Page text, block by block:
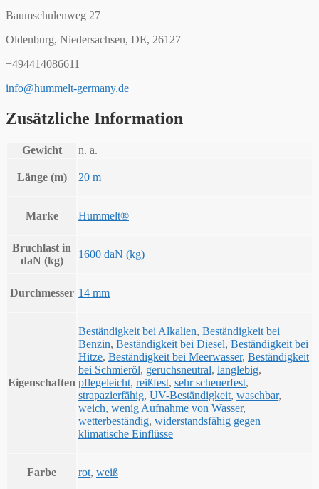
Baumschulenweg 27
Oldenburg, Niedersachsen, DE, 26127
+494414086611
info@hummelt-germany.de
Zusätzliche Information
Gewicht n. a.
Länge (m) 20 m
Marke Hummelt®
Bruchlast in
daN (kg)
1600 daN (kg)
Durchmesser 14 mm
Eigenschaften
Beständigkeit bei Alkalien, Beständigkeit bei
Benzin, Beständigkeit bei Diesel, Beständigkeit bei
Hitze, Beständigkeit bei Meerwasser, Beständigkeit
bei Schmieröl, geruchsneutral, langlebig,
pflegeleicht, reißfest, sehr scheuerfest,
strapazierfähig, UV-Beständigkeit, waschbar,
weich, wenig Aufnahme von Wasser,
wetterbeständig, widerstandsfähig gegen
klimatische Einflüsse
Farbe rot, weiß